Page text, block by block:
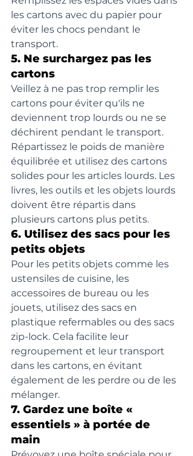
les cartons avec du papier pour
éviter les chocs pendant le
transport.
5. Ne surchargez pas les
cartons
Veillez à ne pas trop remplir les
cartons pour éviter qu'ils ne
deviennent trop lourds ou ne se
déchirent pendant le transport.
Répartissez le poids de manière
équilibrée et utilisez des cartons
solides pour les articles lourds. Les
livres, les outils et les objets lourds
doivent être répartis dans
plusieurs cartons plus petits.
6. Utilisez des sacs pour les
petits objets
Pour les petits objets comme les
ustensiles de cuisine, les
accessoires de bureau ou les
jouets, utilisez des sacs en
plastique refermables ou des sacs
zip-lock. Cela facilite leur
regroupement et leur transport
dans les cartons, en évitant
également de les perdre ou de les
mélanger.
7. Gardez une boîte «
essentiels » à portée de
main